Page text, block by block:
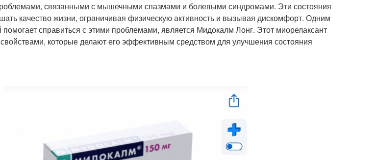
связанными с мышечными спазмами и болевыми синдромами. Эти состояния
качество жизни, ограничивая физическую активность и вызывая дискомфорт. Одним
помогает справиться с этими проблемами, является Мидокалм Лонг. Этот миорелаксант
которые делают его эффективным средством для улучшения состояния